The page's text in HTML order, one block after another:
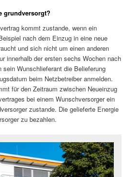
grundversorgt?
kommt zustande, wenn ein
nach dem Einzug in eine neue
und sich nicht um einen anderen
innerhalb der ersten sechs Wochen nach
sein Wunschlieferant die Belieferung
beim Netzbetreiber anmelden.
für den Zeitraum zwischen Neueinzug
bei einem Wunschversorger ein
zustande. Die gelieferte Energie
zu bezahlen.